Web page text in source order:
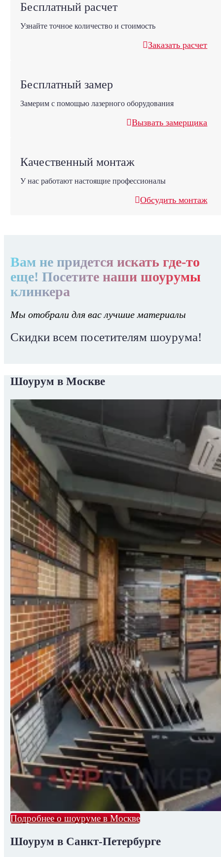
Бесплатный расчет
Узнайте точное количество и стоимость
Заказать расчет
Бесплатный замер
Замерим с помощью лазерного оборудования
Вызвать замерщика
Качественный монтаж
У нас работают настоящие профессионалы
Обсудить монтаж
Вам не придется искать где-то
еще! Посетите наши шоурумы
клинкера
Мы отобрали для вас лучшие материалы
Скидки всем посетителям шоурума!
Шоурум в Москве
Подробнее о шоуруме в Москве
Шоурум в Санкт-Петербурге